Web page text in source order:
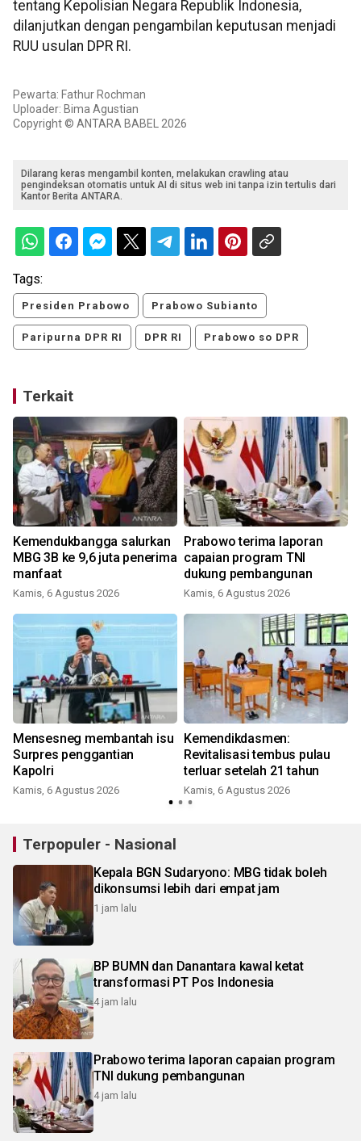
tentang Kepolisian Negara Republik Indonesia,
dilanjutkan dengan pengambilan keputusan menjadi
RUU usulan DPR RI.
Pewarta: Fathur Rochman
Uploader: Bima Agustian
Copyright © ANTARA BABEL 2026
Dilarang keras mengambil konten, melakukan crawling atau
pengindeksan otomatis untuk AI di situs web ini tanpa izin tertulis dari
Kantor Berita ANTARA.
Tags:
Presiden Prabowo Prabowo Subianto
Paripurna DPR RI DPR RI Prabowo so DPR
Terkait
Kemendukbangga salurkan
MBG 3B ke 9,6 juta penerima
manfaat
Kamis, 6 Agustus 2026
Prabowo terima laporan
capaian program TNI
dukung pembangunan
Kamis, 6 Agustus 2026
Mensesneg membantah isu
Surpres penggantian
Kapolri
Kamis, 6 Agustus 2026
Kemendikdasmen:
Revitalisasi tembus pulau
terluar setelah 21 tahun
Kamis, 6 Agustus 2026
Terpopuler - Nasional
Kepala BGN Sudaryono: MBG tidak boleh
dikonsumsi lebih dari empat jam
1 jam lalu
BP BUMN dan Danantara kawal ketat
transformasi PT Pos Indonesia
4 jam lalu
Prabowo terima laporan capaian program
TNI dukung pembangunan
4 jam lalu